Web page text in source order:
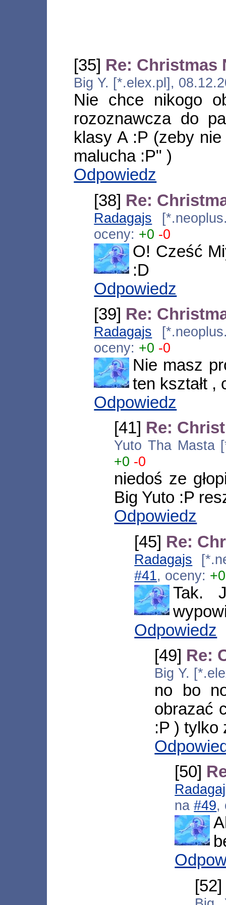
[35] Re: Christmas
Big Y. [*.elex.pl],
Nie chce nikogo
rozoznawcza do
klasy A :P (zeby
malucha :P" )
Odpowiedz
[38] Re:
Radagajs
oceny: +0 -0
O! Cześć
:D
Odpowiedz
[39] Re:
Radagajs
oceny: +0 -0
Nie masz
ten kształt ,
Odpowiedz
[41] Re:
Yuto Tha Masta
+0 -0
niedoś ze
Big Yuto :P
Odpowiedz
[45] Re:
Radagajs
#41, oceny: +0
Tak.
Odpowiedz
[49] Re:
Big Y.
no bo
obrazać
:P ) tylko
[50]
na#49,